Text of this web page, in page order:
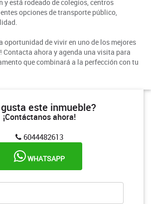
y está rodeado de colegios, centros
opciones de transporte público,
oportunidad de vivir en uno de los mejores
Contacta ahora y agenda una visita para
que combinará a la perfección con tu
este inmueble?
¡Contáctanos ahora!
6044482613
WHATSAPP